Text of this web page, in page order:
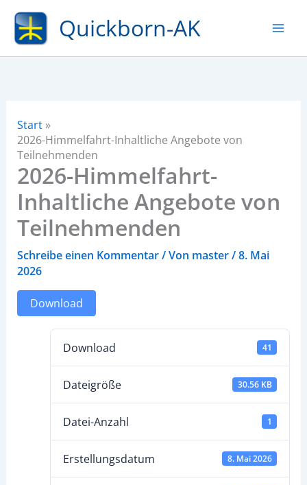
Zum
Inhalt
springen
Quickborn-AK
Start
2026-Himmelfahrt-Inhaltliche Angebote von
Teilnehmenden
2026-Himmelfahrt-
Inhaltliche Angebote von
Teilnehmenden
Schreibe einen Kommentar/ Von master/8. Mai
2026
Download
Download 41
Dateigröße 30.56 KB
Datei-Anzahl 1
Erstellungsdatum 8. Mai 2026